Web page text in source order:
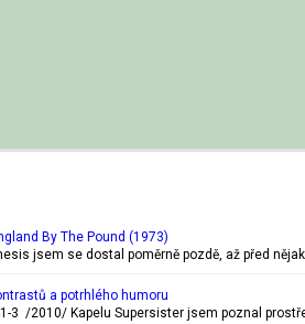
By The Pound (1973)
jsem se dostal poměrně pozdě, až před
a potrhlého humoru
3 /2010/ Kapelu Supersister jsem poznal